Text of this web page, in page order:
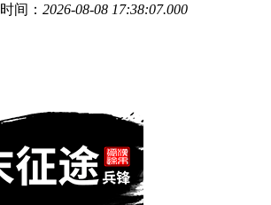
时间： 2026-08-08 17:38:07.000